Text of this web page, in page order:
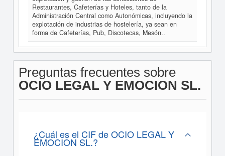
Restaurantes, Cafeterías y Hoteles, tanto de la
Administración Central como Autonómicas, incluyendo la
explotación de industrias de hostelería, ya sean en
forma de Cafeterías, Pub, Discotecas, Mesón..
Preguntas frecuentes sobre
OCIO LEGAL Y EMOCION SL.
¿Cuál es el CIF de OCIO LEGAL Y
EMOCION SL.?